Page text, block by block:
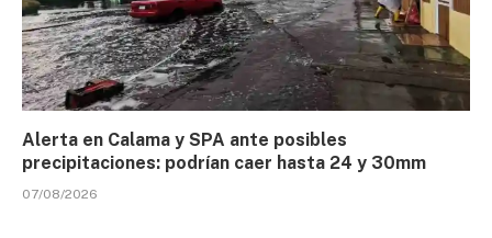
Alerta en Calama y SPA ante posibles
precipitaciones: podrían caer hasta 24 y 30mm
07/08/2026